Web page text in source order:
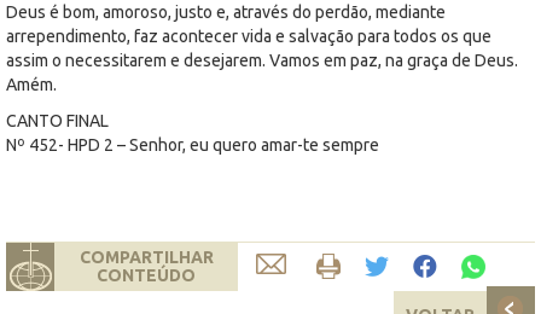
Deus é bom, amoroso, justo e, através do perdão, mediante
arrependimento, faz acontecer vida e salvação para todos os que
assim o necessitarem e desejarem. Vamos em paz, na graça de Deus.
Amém.
CANTO FINAL
Nº 452- HPD 2 – Senhor, eu quero amar-te sempre
COMPARTILHAR
CONTEÚDO